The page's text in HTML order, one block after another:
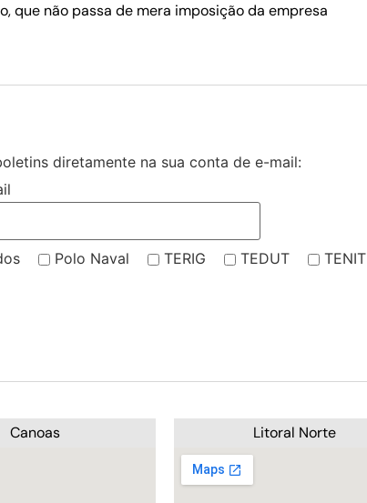
que não passa de mera imposição da empresa
diretamente na sua conta de e-mail:
Polo Naval TERIG TEDUT TENIT
Canoas Litoral Norte